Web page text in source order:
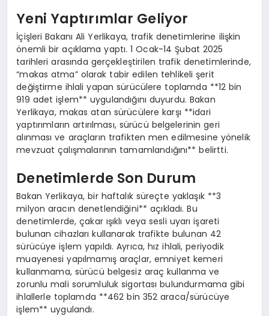
Yeni Yaptırımlar Geliyor
İçişleri Bakanı Ali Yerlikaya, trafik denetimlerine ilişkin
önemli bir açıklama yaptı. 1 Ocak-14 Şubat 2025
tarihleri arasında gerçekleştirilen trafik denetimlerinde,
“makas atma” olarak tabir edilen tehlikeli şerit
değiştirme ihlali yapan sürücülere toplamda **12 bin
919 adet işlem** uygulandığını duyurdu. Bakan
Yerlikaya, makas atan sürücülere karşı **idari
yaptırımların artırılması, sürücü belgelerinin geri
alınması ve araçların trafikten men edilmesine yönelik
mevzuat çalışmalarının tamamlandığını** belirtti.
Denetimlerde Son Durum
Bakan Yerlikaya, bir haftalık süreçte yaklaşık **3
milyon aracın denetlendiğini** açıkladı. Bu
denetimlerde, çakar ışıklı veya sesli uyarı işareti
bulunan cihazları kullanarak trafikte bulunan 42
sürücüye işlem yapıldı. Ayrıca, hız ihlali, periyodik
muayenesi yapılmamış araçlar, emniyet kemeri
kullanmama, sürücü belgesiz araç kullanma ve
zorunlu mali sorumluluk sigortası bulundurmama gibi
ihlallerle toplamda **462 bin 352 araca/sürücüye
işlem** uygulandı.